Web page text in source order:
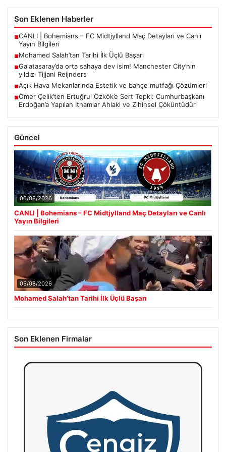
Son Eklenen Haberler
■CANLI | Bohemians – FC Midtjylland Maç Detayları ve Canlı
Yayın Bilgileri
■Mohamed Salah’tan Tarihi İlk Üçlü Başarı
■Galatasaray’da orta sahaya dev isim! Manchester City’nin
yıldızı Tijjani Reijnders
■Açık Hava Mekanlarında Estetik ve bahçe mutfağı Çözümleri
■Ömer Çelik’ten Ertuğrul Özkök’e Sert Tepki: Cumhurbaşkanı
Erdoğan’a Yapılan İthamlar Ahlaki ve Zihinsel Çöküntüdür
Güncel
06/08/2026
CANLI | Bohemians – FC Midtjylland Maç Detayları ve Canlı
Yayın Bilgileri
05/08/2026
Mohamed Salah’tan Tarihi İlk Üçlü Başarı
Son Eklenen Firmalar